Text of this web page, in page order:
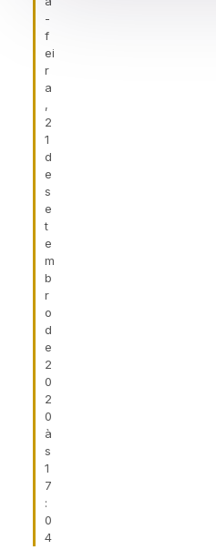
-
f
ei
r
a
,
2
1
d
e
s
e
t
e
m
b
r
o
d
e
2
0
2
0
à
s
1
7
:
0
4